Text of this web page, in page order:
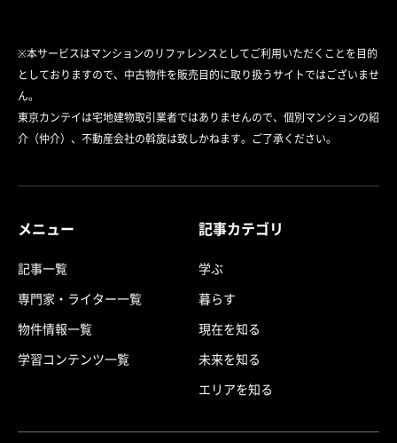
※本サービスはマンションのリファレンスとしてご利用いただくことを目的
としておりますので、中古物件を販売目的に取り扱うサイトではございませ
ん。
東京カンテイは宅地建物取引業者ではありませんので、個別マンションの紹
介（仲介）、不動産会社の斡旋は致しかねます。ご了承ください。
メニュー
記事一覧
専門家・ライター一覧
物件情報一覧
学習コンテンツ一覧
記事カテゴリ
学ぶ
暮らす
現在を知る
未来を知る
エリアを知る